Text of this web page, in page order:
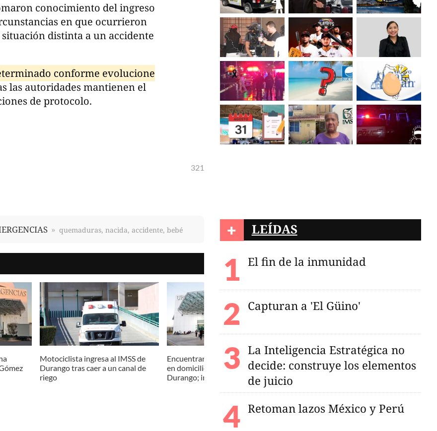
conocimiento del ingreso
en que ocurrieron
distinta a un accidente
conforme evolucione
las autoridades mantienen el
de protocolo.
321
quemaduras, nacida, accidente, bebé
Motociclista ingresa al IMSS de
Durango tras caer a un canal de
riego
Encuentran a hombre inconsciente
en domicilio de localidad en
Durango; ingresó al HG450
+ LEÍDAS
El fin de la inmunidad
Capturan a 'El Güino'
La Inteligencia Estratégica no
decide: construye los elementos
de juicio
Retoman lazos México y Perú